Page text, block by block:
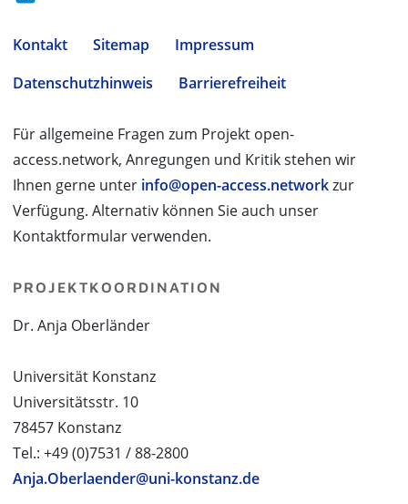
Kontakt Sitemap
Impressum
Datenschutzhinweis
Barrierefreiheit
Für allgemeine Fragen zum Projekt open-
access.network, Anregungen und Kritik stehen wir
Ihnen gerne unter info@open-access.networkzur
Verfügung. Alternativ können Sie auch unser
Kontaktformular verwenden.
PROJEKTKOORDINATION
Dr. Anja Oberländer
Universität Konstanz
Universitätsstr. 10
78457 Konstanz
Tel.: +49 (0)7531 / 88-2800
Anja.Oberlaender@uni-konstanz.de